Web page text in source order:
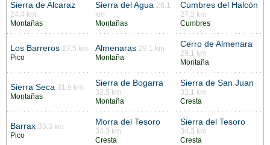
Sierra de Alcaraz
24.4 km
Montañas
Sierra del Agua 26.1
km
Montañas
Cumbres del Halcón
27.3 km
Cumbres
Los Barreros 27.5 km
Pico
Almenaras 29.1 km
Montaña
Cerro de Almenara
29.1 km
Montaña
Sierra Seca 31.9 km
Montañas
Sierra de Bogarra
32.5 km
Montaña
Sierra de San Juan
33.1 km
Cresta
Barrax 33.3 km
Pico
Morra del Tesoro
34.3 km
Cresta
Sierra del Tesoro
34.3 km
Cresta